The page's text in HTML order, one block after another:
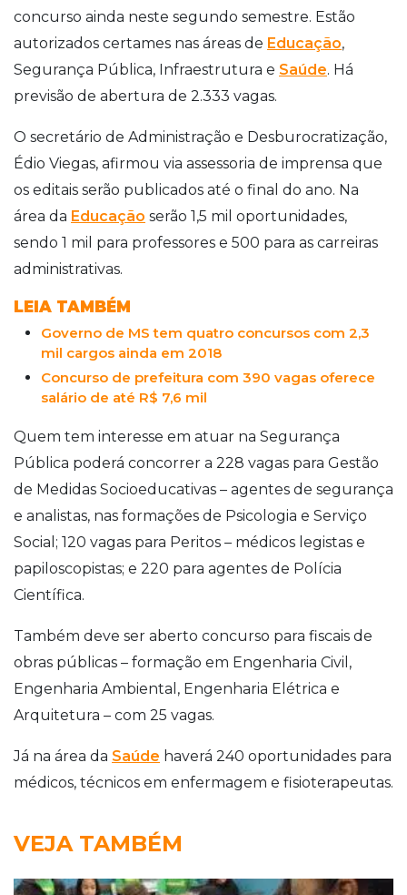
concurso ainda neste segundo semestre. Estão
autorizados certames nas áreas de Educação,
Segurança Pública, Infraestrutura e Saúde. Há
previsão de abertura de 2.333 vagas.
O secretário de Administração e Desburocratização,
Édio Viegas, afirmou via assessoria de imprensa que
os editais serão publicados até o final do ano. Na
área da Educação serão 1,5 mil oportunidades,
sendo 1 mil para professores e 500 para as carreiras
administrativas.
LEIA TAMBÉM
Governo de MS tem quatro concursos com 2,3
mil cargos ainda em 2018
Concurso de prefeitura com 390 vagas oferece
salário de até R$ 7,6 mil
Quem tem interesse em atuar na Segurança
Pública poderá concorrer a 228 vagas para Gestão
de Medidas Socioeducativas – agentes de segurança
e analistas, nas formações de Psicologia e Serviço
Social; 120 vagas para Peritos – médicos legistas e
papiloscopistas; e 220 para agentes de Polícia
Científica.
Também deve ser aberto concurso para fiscais de
obras públicas – formação em Engenharia Civil,
Engenharia Ambiental, Engenharia Elétrica e
Arquitetura – com 25 vagas.
Já na área da Saúde haverá 240 oportunidades para
médicos, técnicos em enfermagem e fisioterapeutas.
VEJA TAMBÉM